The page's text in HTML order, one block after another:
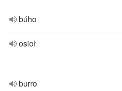
búho
osioł
burro